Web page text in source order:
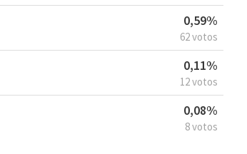
0,59%
62 votos
0,11%
12 votos
0,08%
8 votos